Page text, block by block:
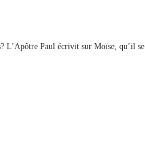
L’Apôtre Paul écrivit sur Moïse, qu’il se